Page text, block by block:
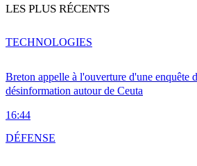
LES PLUS RÉCENTS
Breton appelle à l'ouverture d'une enquête
désinformation autour de Ceuta
16:44
TECHNOLOGIES
DÉFENSE